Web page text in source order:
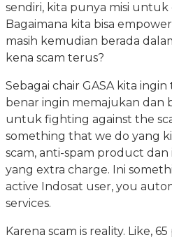
sendiri, kita punya misi
Bagaimana kita bisa
masih kemudian berada
kena scam terus?
Sebagai chair GASA kita
benar ingin memajukan dan
untuk fighting against the
something that we do yang
scam, anti-spam product
yang extra charge. Ini
active Indosat user, you
services.
Karena scam is reality. Like,